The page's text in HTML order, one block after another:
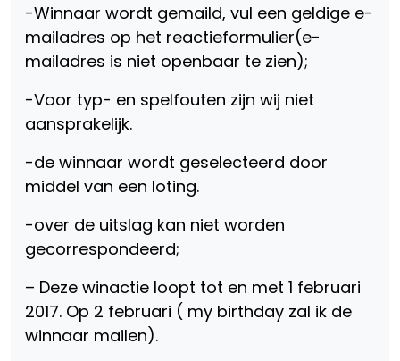
-Winnaar wordt gemaild, vul een geldige e-
mailadres op het reactieformulier(e-
mailadres is niet openbaar te zien);
-Voor typ- en spelfouten zijn wij niet
aansprakelijk.
-de winnaar wordt geselecteerd door
middel van een loting.
-over de uitslag kan niet worden
gecorrespondeerd;
– Deze winactie loopt tot en met 1 februari
2017. Op 2 februari ( my birthday zal ik de
winnaar mailen).